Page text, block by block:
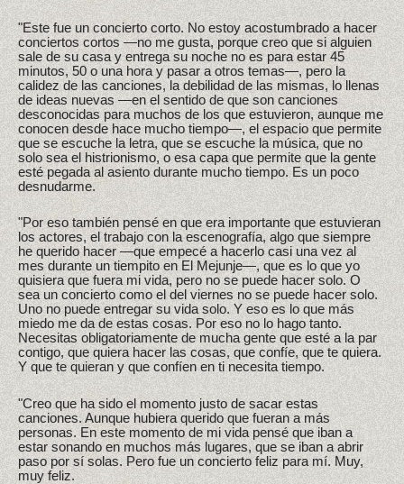
"Este fue un concierto corto. No estoy acostumbrado a hacer
conciertos cortos —no me gusta, porque creo que si alguien
sale de su casa y entrega su noche no es para estar 45
minutos, 50 o una hora y pasar a otros temas—, pero la
calidez de las canciones, la debilidad de las mismas, lo llenas
de ideas nuevas —en el sentido de que son canciones
desconocidas para muchos de los que estuvieron, aunque me
conocen desde hace mucho tiempo—, el espacio que permite
que se escuche la letra, que se escuche la música, que no
solo sea el histrionismo, o esa capa que permite que la gente
esté pegada al asiento durante mucho tiempo. Es un poco
desnudarme.
"Por eso también pensé en que era importante que estuvieran
los actores, el trabajo con la escenografía, algo que siempre
he querido hacer —que empecé a hacerlo casi una vez al
mes durante un tiempito en El Mejunje—, que es lo que yo
quisiera que fuera mi vida, pero no se puede hacer solo. O
sea un concierto como el del viernes no se puede hacer solo.
Uno no puede entregar su vida solo. Y eso es lo que más
miedo me da de estas cosas. Por eso no lo hago tanto.
Necesitas obligatoriamente de mucha gente que esté a la par
contigo, que quiera hacer las cosas, que confíe, que te quiera.
Y que te quieran y que confíen en ti necesita tiempo.
"Creo que ha sido el momento justo de sacar estas
canciones. Aunque hubiera querido que fueran a más
personas. En este momento de mi vida pensé que iban a
estar sonando en muchos más lugares, que se iban a abrir
paso por sí solas. Pero fue un concierto feliz para mí. Muy,
muy feliz.